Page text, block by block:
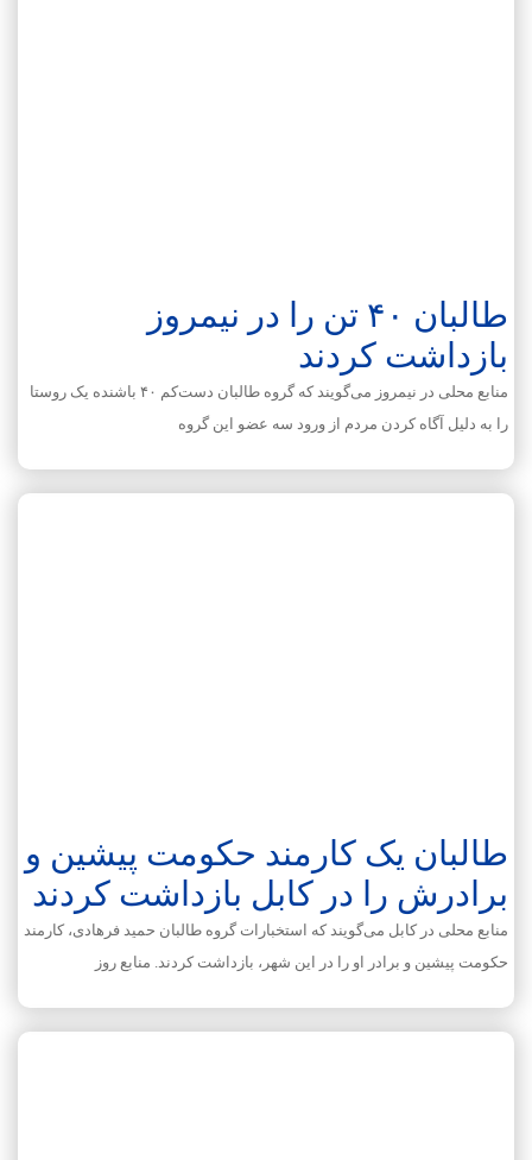
طالبان ۴۰ تن را در نیمروز
بازداشت کردند
منابع محلی در نیمروز می‌گویند که گروه طالبان دست‌کم ۴۰ باشنده یک روستا
را به دلیل آگاه کردن مردم از ورود سه عضو این گروه
طالبان یک کارمند حکومت پیشین و
برادرش را در کابل بازداشت کردند
منابع محلی در کابل می‌گویند که استخبارات گروه طالبان حمید فرهادی، کارمند
حکومت پیشین و برادر او را در این شهر، بازداشت کردند. منابع روز